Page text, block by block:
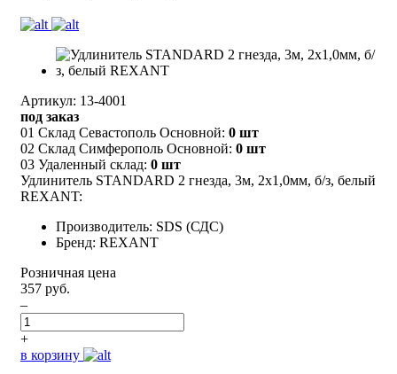
Артикул: 13-4001
под заказ
01 Склад Севастополь Основной: 0 шт
02 Склад Симферополь Основной: 0 шт
03 Удаленный склад: 0 шт
Удлинитель STANDARD 2 гнезда, 3м, 2х1,0мм, б/з, белый
REXANT:
Производитель: SDS (СДС)
Бренд: REXANT
Розничная цена
357 руб.
–
+
в корзину